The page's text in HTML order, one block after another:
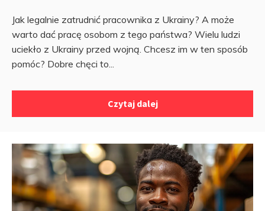
Jak legalnie zatrudnić pracownika z Ukrainy? A może
warto dać pracę osobom z tego państwa? Wielu ludzi
uciekło z Ukrainy przed wojną. Chcesz im w ten sposób
pomóc? Dobre chęci to...
Czytaj dalej